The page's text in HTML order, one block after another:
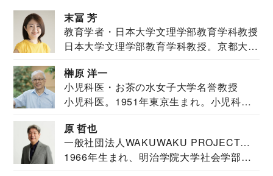
末冨 芳
教育学者・日本大学文理学部教育学科教授
日本大学文理学部教育学科教授。京都大学
榊原 洋一
小児科医・お茶の水女子大学名誉教授
小児科医。1951年東京生まれ。小児科
原 哲也
一般社団法人WAKUWAKU PROJECT
JAPAN代表・言語聴覚士・社会福祉士
1966年生まれ、明治学院大学社会学部福